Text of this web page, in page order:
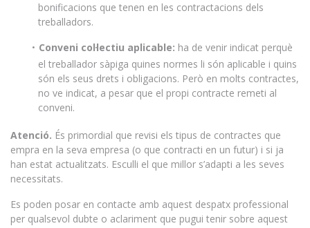
bonificacions que tenen en les contractacions dels
treballadors.
Conveni col·lectiu aplicable: ha de venir indicat perquè
el treballador sàpiga quines normes li són aplicable i quins
són els seus drets i obligacions. Però en molts contractes,
no ve indicat, a pesar que el propi contracte remeti al
conveni.
Atenció. És primordial que revisi els tipus de contractes que
empra en la seva empresa (o que contracti en un futur) i si ja
han estat actualitzats. Esculli el que millor s’adapti a les seves
necessitats.
Es poden posar en contacte amb aquest despatx professional
per qualsevol dubte o aclariment que pugui tenir sobre aquest